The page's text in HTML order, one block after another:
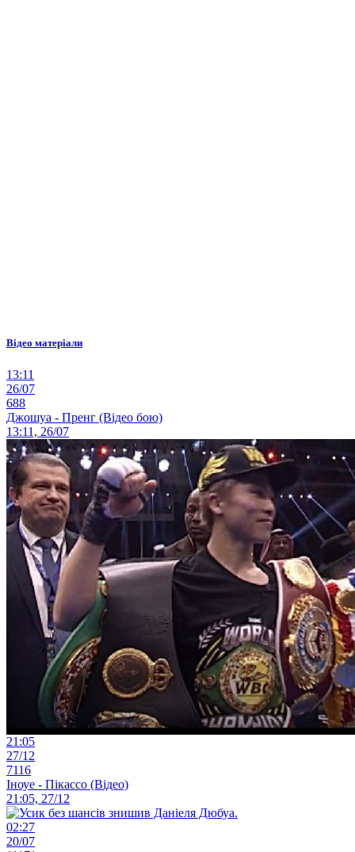
Відео матеріали
13:11
26/07
688
Джошуа - Пренг (Відео бою)
13:11, 26/07
21:05
27/12
7116
Іноуе - Пікассо (Відео)
21:05, 27/12
02:27
20/07